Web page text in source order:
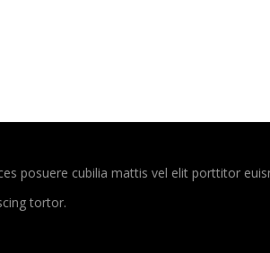
posuere cubilia mattis vel elit porttitor
tortor.